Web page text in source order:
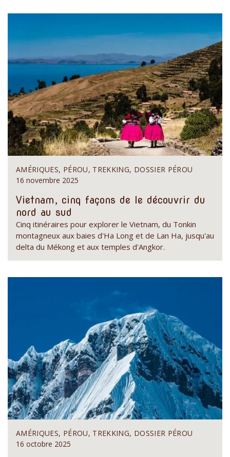
AMÉRIQUES, PÉROU, TREKKING, DOSSIER PÉROU
16 novembre 2025
Vietnam, cinq façons de le découvrir du
nord au sud
Cinq itinéraires pour explorer le Vietnam, du Tonkin
montagneux aux baies d'Ha Long et de Lan Ha, jusqu'au
delta du Mékong et aux temples d'Angkor.
AMÉRIQUES, PÉROU, TREKKING, DOSSIER PÉROU
16 octobre 2025